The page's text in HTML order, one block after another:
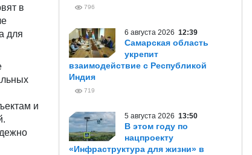
в
для
и
796
6 августа 2026 12:39
Самарская область
укрепит
взаимодействие с Республикой
Индия
719
5 августа 2026 13:50
В этом году по
нацпроекту
«Инфраструктура для жизни» в